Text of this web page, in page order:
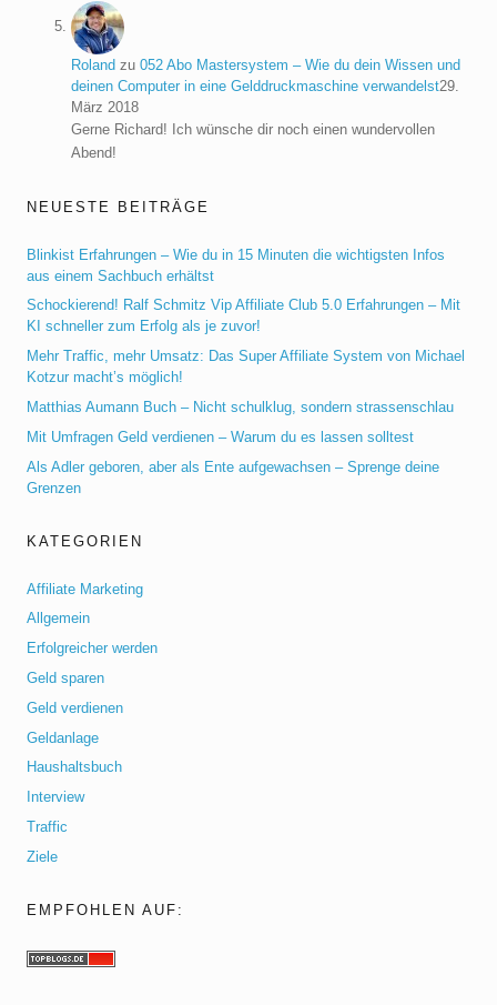
Roland zu 052 Abo Mastersystem – Wie du dein Wissen und
deinen Computer in eine Gelddruckmaschine verwandelst29.
März 2018
Gerne Richard! Ich wünsche dir noch einen wundervollen
Abend!
NEUESTE BEITRÄGE
Blinkist Erfahrungen – Wie du in 15 Minuten die wichtigsten Infos
aus einem Sachbuch erhältst
Schockierend! Ralf Schmitz Vip Affiliate Club 5.0 Erfahrungen – Mit
KI schneller zum Erfolg als je zuvor!
Mehr Traffic, mehr Umsatz: Das Super Affiliate System von Michael
Kotzur macht’s möglich!
Matthias Aumann Buch – Nicht schulklug, sondern strassenschlau
Mit Umfragen Geld verdienen – Warum du es lassen solltest
Als Adler geboren, aber als Ente aufgewachsen – Sprenge deine
Grenzen
KATEGORIEN
Affiliate Marketing
Allgemein
Erfolgreicher werden
Geld sparen
Geld verdienen
Geldanlage
Haushaltsbuch
Interview
Traffic
Ziele
EMPFOHLEN AUF: